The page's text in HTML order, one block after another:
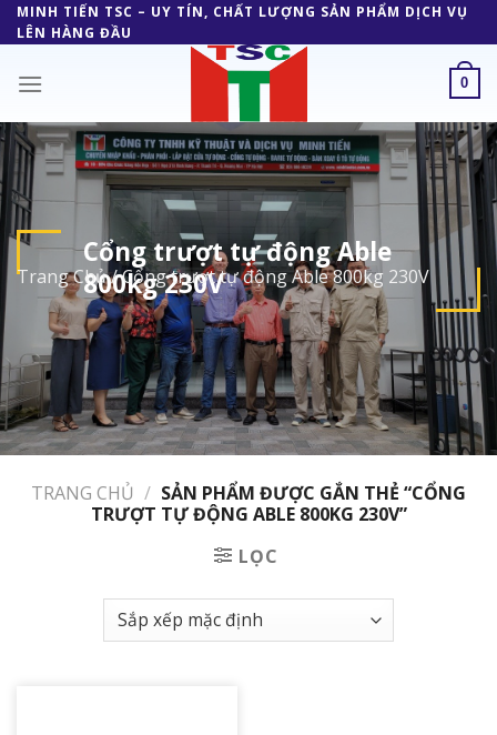
Skip
to
MINH TIẾN TSC – UY TÍN, CHẤT LƯỢNG SẢN PHẨM DỊCH VỤ
LÊN HÀNG ĐẦU
0
Cổng trượt tự động Able
800kg 230V
Trang Chủ/Cổng trượt tự động Able 800kg 230V
TRANG CHỦ / SẢN PHẨM ĐƯỢC GẮN THẺ “CỔNG
TRƯỢT TỰ ĐỘNG ABLE 800KG 230V”
LỌC